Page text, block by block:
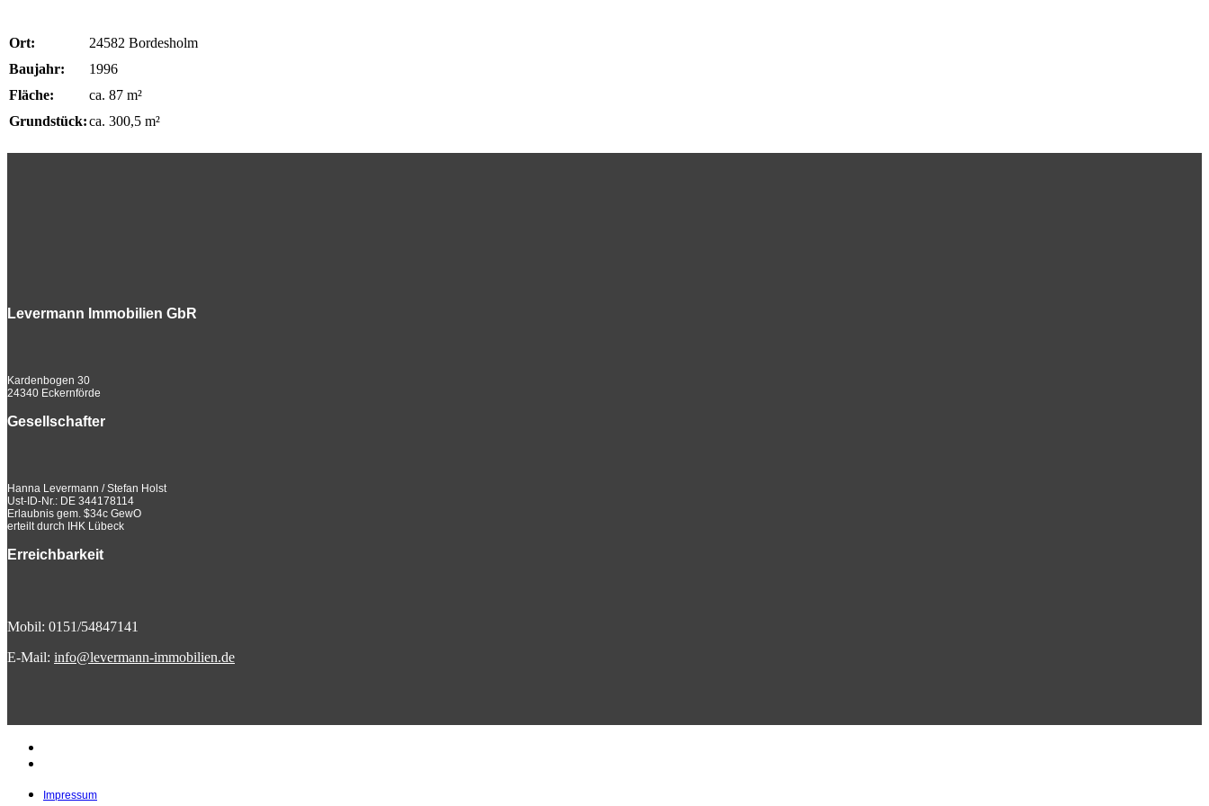
Ort:
24582 Bordesholm
Baujahr:
1996
Fläche:
ca. 87 m²
Grundstück:ca. 300,5 m²
Levermann Immobilien GbR
Kardenbogen 30
24340 Eckernförde
Gesellschafter
Hanna Levermann / Stefan Holst
Ust-ID-Nr.: DE 344178114
Erlaubnis gem. $34c GewO
erteilt durch IHK Lübeck
Erreichbarkeit
Mobil: 0151/54847141
E-Mail: info@levermann-immobilien.de
Impressum